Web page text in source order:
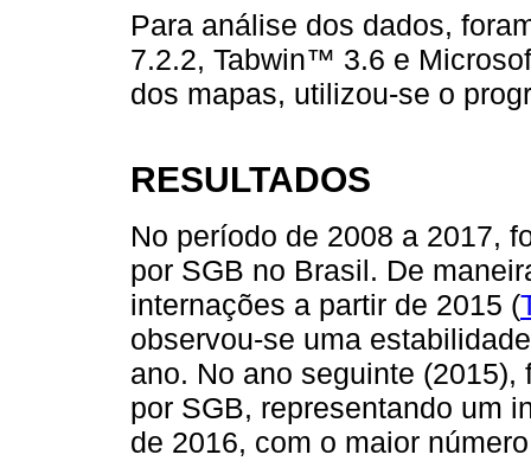
Para análise dos dados,
7.2.2, Tabwin™ 3.6 e
dos mapas, utilizou-se o
RESULTADOS
No período de 2008 a 2017,
por SGB no Brasil. De
internações a partir de 2015 (
observou-se uma
ano. No ano seguinte
por SGB, representando um
de 2016, com o maior